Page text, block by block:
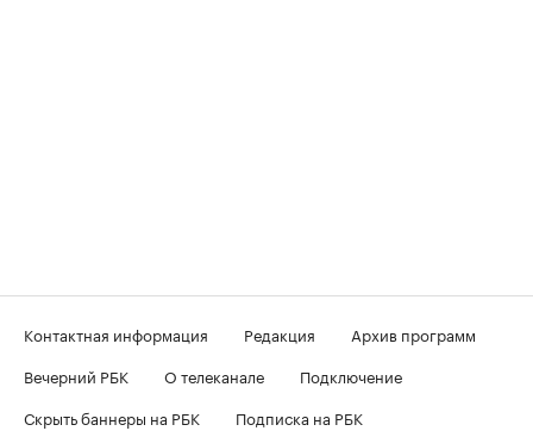
Контактная информация Редакция
Архив программ
Вечерний РБК
О телеканале
Подключение
Скрыть баннеры на РБК
Подписка на РБК